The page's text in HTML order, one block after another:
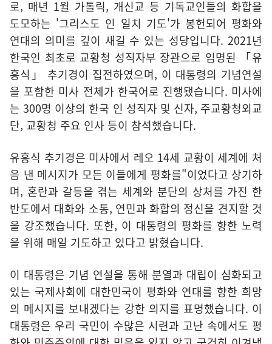
로, 매년 1월 가톨릭, 개신교 등 기독교인들의 화합을
도모하는 '그리스도 인 일치 기도'가 봉헌되어 평화와
연대의 의미를 깊이 새길 수 있는 성당입니다. 2021년
한국인 최초로 교황청 성직자부 장관으로 임명된 「유
흥식」 추기경이 집전하였으며, 이 대통령의 기념연설
을 포함한 미사 전체가 한국어로 진행됐습니다. 미사에
는 300명 이상의 한국 인 성직자 및 신자, 주교황청외교
단, 교황청 주요 인사 등이 참석했습니다.
유흥식 추기경은 미사에서 레오 14세 교황이 세계에 처
음 낸 메시지가 모든 이들에게 평화를"이었다고 상기하
며, 혼란과 갈등을 겪는 세계와 분단의 상처를 가진 한
반도에서 대화와 소통, 연민과 화합의 정신을 견지할 것
을 강조했습니다. 또한, 이 대통령의 평화를 향한 노력
을 위해 매일 기도하고 있다고 밝혔습니다.
이 대통령은 기념 연설을 통해 분열과 대립이 심화되고
있는 국제사회에 대한민국이 평화와 연대를 향한 희망
의 메시지를 보내겠다는 강한 의지를 표명했습니다. 이
대통령은 우리 국민이 수많은 시련과 고난 속에서도 평